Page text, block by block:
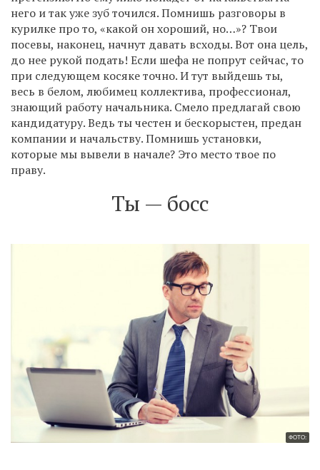
него и так уже зуб точился. Помнишь разговоры в
курилке про то, «какой он хороший, но…»? Твои
посевы, наконец, начнут давать всходы. Вот она цель,
до нее рукой подать! Если шефа не попрут сейчас, то
при следующем косяке точно. И тут выйдешь ты,
весь в белом, любимец коллектива, профессионал,
знающий работу начальника. Смело предлагай свою
кандидатуру. Ведь ты честен и бескорыстен, предан
компании и начальству. Помнишь установки,
которые мы вывели в начале? Это место твое по
праву.
Ты — босс
ФОТО: